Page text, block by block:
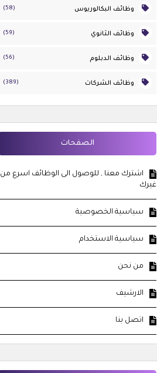
وظائف البكالوريوس (58)
وظائف الثانوي (59)
وظائف الدبلوم (56)
وظائف الشركات (389)
الصفحات
اشترك معنا , للوصول الى الوظائف اسرع من
غيرك
سياسية الخصوصية
سياسية الاستخدام
من نحن
الارشيف
اتصل بنا